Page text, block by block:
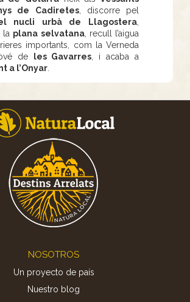
de Cadiretes, discorre pel
nucli urbà de Llagostera
la plana selvatana, recull l’aigua
rieres importants, com la Verneda
de
les Gavarres , i acaba a
a l’Onyar
NOSOTROS
Un proyecto de país
Nuestro blog